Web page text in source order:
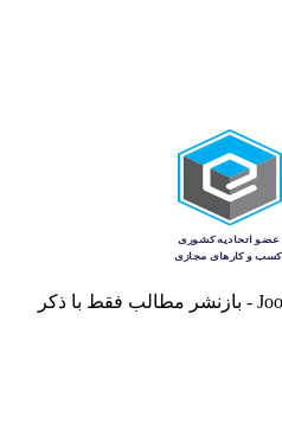
Joorchin Digital Marketing Agency - بازنشر مطالب فقط با ذکر